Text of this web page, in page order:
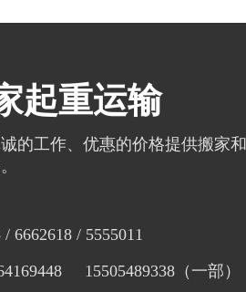
起重运输
的工作、优惠的价格提供搬家和
6662618 / 5555011
15505489338（一部）